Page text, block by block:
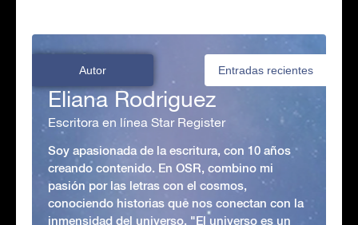
Autor Entradas recientes
Eliana Rodriguez
Escritora en línea Star Register
Soy apasionada de la escritura, con 10 años
creando contenido. En OSR, combino mi
pasión por las letras con el cosmos,
conociendo historias que nos conectan con la
inmensidad del universo. "El universo es un